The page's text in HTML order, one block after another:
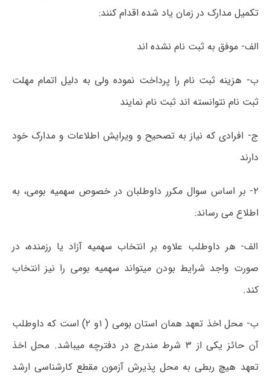
تکمیل مدارک در زمان یاد شده اقدام کنند:
الف- موفق به ثبت نام نشده اند
ب- ھزینه ثبت نام را پرداخت نموده ولی به دلیل اتمام مھلت
ثبت نام نتوانسته اند ثبت نام نمایند
ج- افرادی که نیاز به تصحیح و ویرایش اطلاعات و مدارک خود
دارند
۲- بر اساس سوال مکرر داوطلبان در خصوص سھمیه بومی، به
اطلاع می رساند:
الف- ھر داوطلب علاوه بر انتخاب سھمیه آزاد یا رزمنده، در
صورت واجد شرایط بودن میتواند سھمیه بومی را نیز انتخاب
کند.
ب- محل اخذ تعھد ھمان استان بومی ( ۱و ۲) است که داوطلب
آن حائز یکی از ۳ شرط مندرج در دفترچه میباشد. محل اخذ
تعھد ھیچ ربطی به محل پذیرش آزمون مقطع کارشناسی ارشد